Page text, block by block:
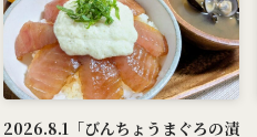
2026.8.1「びんちょうまぐろの漬